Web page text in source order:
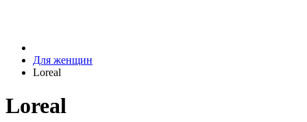
Для женщин
Loreal
Loreal